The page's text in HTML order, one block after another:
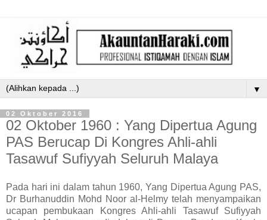
▼
02 Oktober 2016
02 Oktober 1960 : Yang Dipertua Agung
PAS Berucap Di Kongres Ahli-ahli
Tasawuf Sufiyyah Seluruh Malaya
Pada hari ini dalam tahun 1960, Yang Dipertua Agung PAS,
Dr Burhanuddin Mohd Noor al-Helmy telah menyampaikan
ucapan pembukaan Kongres Ahli-ahli Tasawuf Sufiyyah